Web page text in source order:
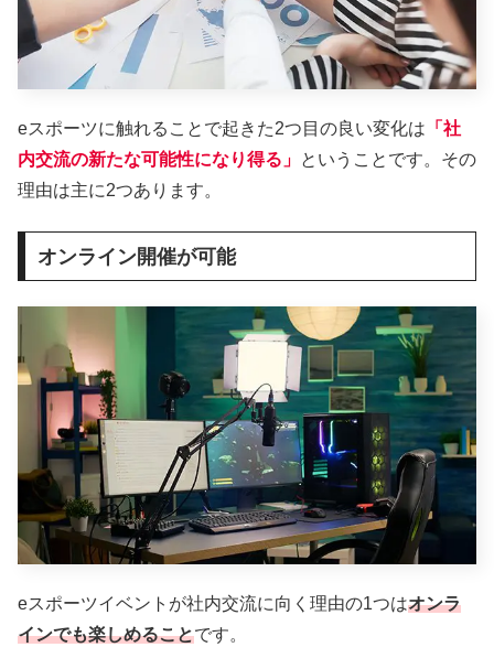
eスポーツに触れることで起きた2つ目の良い変化は 「社
内交流の新たな可能性になり得る」 ということです。その
理由は主に2つあります。
オンライン開催が可能
eスポーツイベントが社内交流に向く理由の1つはオンラ
インでも楽しめることです。